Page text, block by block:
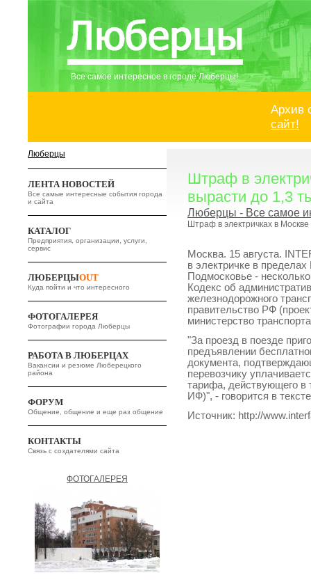
Все самое интересное в городе Люберцы!
Архив
сайт!
Люберцы
ЛЕНТА НОВОСТЕЙ
Все самые интересные события города
и сайта
КАТАЛОГ
Предприятия, организации, услуги,
сервис
ЛЮБЕРЦЫOUT
Куда пойти и что интересного
ФОТОГАЛЕРЕЯ
Фотографии города Люберцы
РАБОТА В ЛЮБЕРЦАХ
Вакансии и резюме Люберецкого
района
ФОРУМ
Общение, общение и еще раз общение
КОНТАКТЫ
Связь с создателями сайта
ФОТОГАЛЕРЕЯ
Штраф в
вырасти до 1,3
Люберцы - Все самое
Штраф в электричках в
Москва. 15 августа.
в электричке в
Подмосковье -
Кодекс об
железнодорожного
правительство РФ
министерство
"За проезд в поезде
предъявлении
документа,
перевозчику
тарифа, действующего в
ИФ)", - говорится в
Источник: http://